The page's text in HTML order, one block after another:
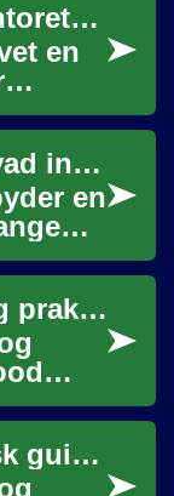
Måltidslevering til kontoret: mad, frokost og levering
en
og
All Inclusive ferier: Hvad inkluderer en pakkerejse?
en
betalt
Food delivery: valg og praktiske overvejelser til arbejdspladsen
Food delivery: Praktisk guide til lunch og office meal levering